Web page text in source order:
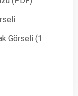
Görseli (1